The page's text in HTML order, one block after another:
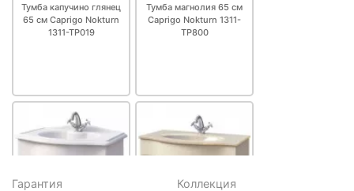
Тумба капучино глянец
65 см Caprigo Nokturn
1311-TP019
Тумба магнолия 65 см
Caprigo Nokturn 1311-
TP800
Гарантия Коллекция